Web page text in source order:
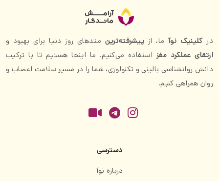
درکلینیک نوآما، از پیشرفته‌ترین متدهای روز دنیا برای بهبود و
ارتقای عملکرد مغز استفاده می‌کنیم. ما اینجا هستیم تا با ترکیب
دانش روانشناسی بالینی و تکنولوژی، شما را در مسیر سلامت اعصاب و
روان همراهی کنیم.
دسترسی
درباره نوآ